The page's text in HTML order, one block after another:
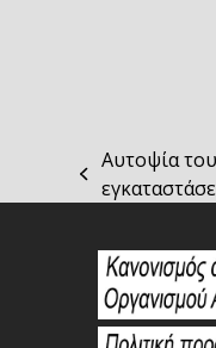
previous
Αυτοψία